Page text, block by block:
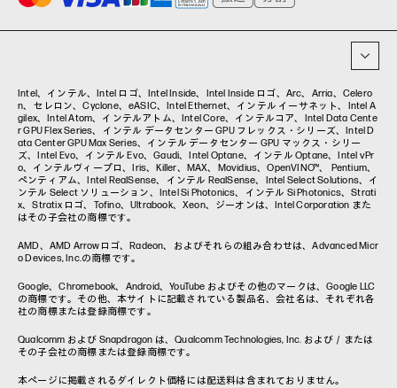
Intel、インテル、Intel ロゴ、Intel Inside、Intel Inside ロゴ、Arc、Arria、Celero
n、セレロン、Cyclone、eASIC、Intel Ethernet、インテル イーサネット、Intel A
gilex、Intel Atom、インテルアトム、Intel Core、インテルコア、Intel Data Cente
r GPU Flex Series、インテル データセンター GPU フレックス・シリーズ、Intel D
ata Center GPU Max Series、インテル データセンター GPU マックス・シリー
ズ、Intel Evo、インテル Evo、Gaudi、Intel Optane、インテル Optane、Intel vPr
o、インテルヴィープロ、Iris、Killer、MAX、Movidius、OpenVINO™、 Pentium、
ペンティアム、Intel RealSense、インテル RealSense、Intel Select Solutions、イ
ンテル Select ソリューション、Intel Si Photonics、インテル Si Photonics、Strati
x、Stratix ロゴ、Tofino、Ultrabook、Xeon、ジーオンは、Intel Corporation また
はその子会社の商標です。
AMD、AMD Arrowロゴ、Radeon、およびそれらの組み合わせは、Advanced Micr
o Devices, Inc.の商標です。
Google、Chromebook、Android、YouTube およびその他のマークは、Google LLC
の商標です。その他、本サイトに記載されている製品名、会社名は、それぞれ各
社の商標または登録商標です。
Qualcomm および Snapdragon は、Qualcomm Technologies, Inc. および／または
その子会社の商標または登録商標です。
本ページに掲載されるダイレクト価格には配送料は含まれておりません。